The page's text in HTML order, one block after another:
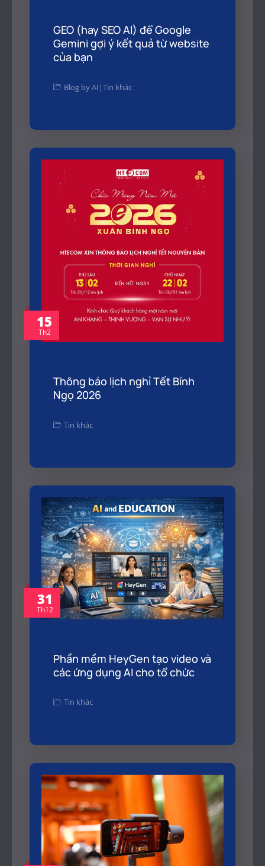
GEO (hay SEO AI) để Google
Gemini gợi ý kết quả từ website
của bạn
Blog by AI |Tin khác
15
Th2
Thông báo lịch nghỉ Tết Bính
Ngọ 2026
Tin khác
31
Th12
Phần mềm HeyGen tạo video và
các ứng dụng AI cho tổ chức
Tin khác